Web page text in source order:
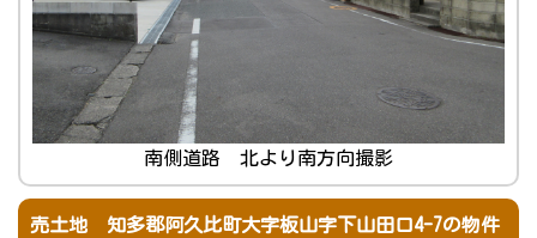
南側道路 北より南方向撮影
売土地 知多郡阿久比町大字板山字下山田口4-7の物件